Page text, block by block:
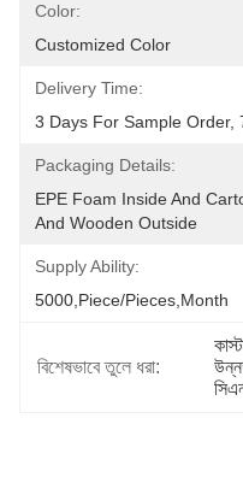
Color:
Customized Color
Delivery Time:
3 Days For Sample Order,
Packaging Details:
EPE Foam Inside And
And Wooden Outside
Supply Ability:
5000,Piece/Pieces,Month
বিশেষভাবে তুলে ধরা: